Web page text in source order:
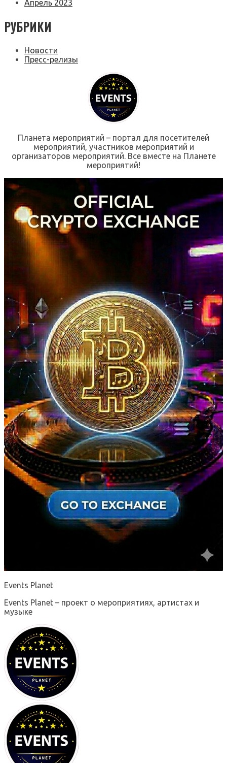
Апрель 2023
РУБРИКИ
Новости
Пресс-релизы
Планета мероприятий – портал для посетителей
мероприятий, участников мероприятий и
организаторов мероприятий. Все вместе на Планете
мероприятий!
Events Planet
Events Planet – проект о мероприятиях, артистах и
музыке